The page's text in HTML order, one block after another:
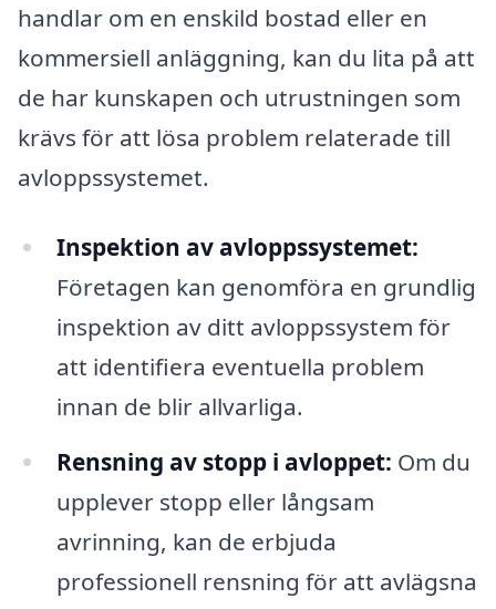
handlar om en enskild bostad eller en
kommersiell anläggning, kan du lita på att
de har kunskapen och utrustningen som
krävs för att lösa problem relaterade till
avloppssystemet.
Inspektion av avloppssystemet:
Företagen kan genomföra en grundlig
inspektion av ditt avloppssystem för
att identifiera eventuella problem
innan de blir allvarliga.
Rensning av stopp i avloppet: Om du
upplever stopp eller långsam
avrinning, kan de erbjuda
professionell rensning för att avlägsna